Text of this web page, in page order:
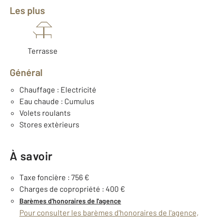
Les plus
Terrasse
Général
Chauffage : Electricité
Eau chaude : Cumulus
Volets roulants
Stores extèrieurs
À savoir
Taxe foncière : 756 €
Charges de copropriété : 400 €
Barèmes d'honoraires de l'agence
Pour consulter les barèmes d'honoraires de l'agence,